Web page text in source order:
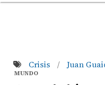
Crisis / Juan
MUNDO